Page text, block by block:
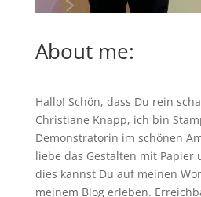
About me:
Hallo! Schön, dass Du rein
Christiane Knapp, ich bin
Demonstratorin im schönen
liebe das Gestalten mit Papier
dies kannst Du auf meinen
meinem Blog erleben.